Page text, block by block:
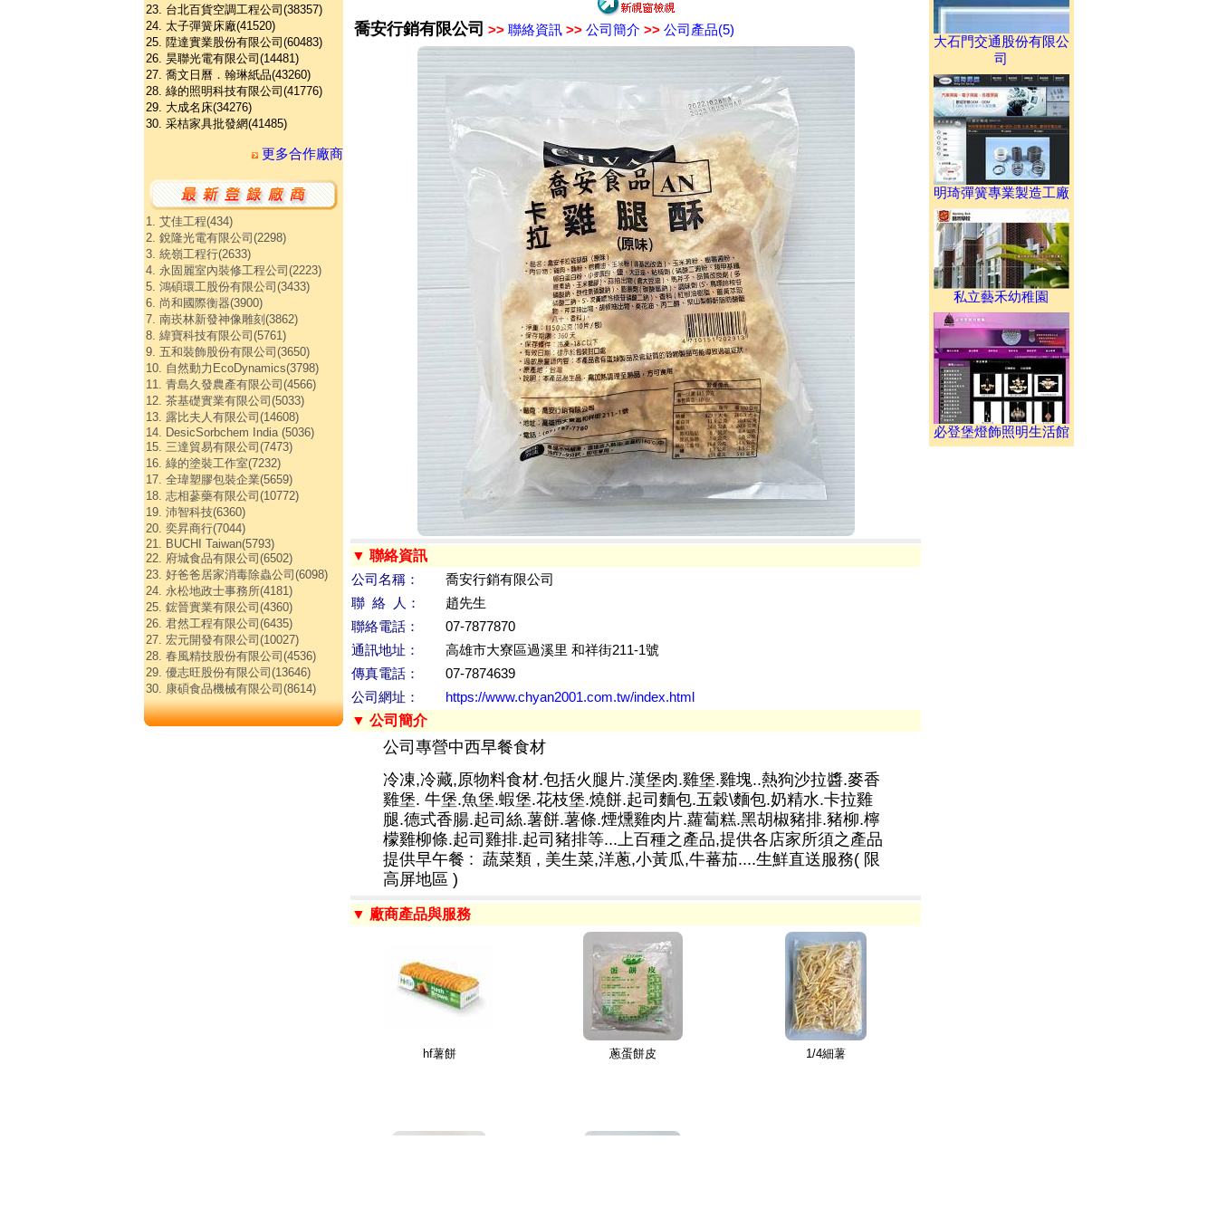
23. 台北百貨空調工程公司(38357)
24. 太子彈簧床廠(41520)
25. 陞達實業股份有限公司(60483)
26. 昊聯光電有限公司(14481)
27. 喬文日曆．翰琳紙品(43260)
28. 綠的照明科技有限公司(41776)
29. 大成名床(34276)
30. 采桔家具批發網(41485)
更多合作廠商
1. 艾佳工程(434)
2. 銳隆光電有限公司(2298)
3. 統嶺工程行(2633)
4. 永固麗室內裝修工程公司(2223)
5. 鴻碩環工股份有限公司(3433)
6. 尚和國際衡器(3900)
7. 南崁林新發神像雕刻(3862)
8. 緯寶科技有限公司(5761)
9. 五和裝飾股份有限公司(3650)
10. 自然動力EcoDynamics(3798)
11. 青島久發農產有限公司(4566)
12. 茶基礎實業有限公司(5033)
13. 露比夫人有限公司(14608)
14. DesicSorbchem India (5036)
15. 三達貿易有限公司(7473)
16. 綠的塗裝工作室(7232)
17. 全瑋塑膠包裝企業(5659)
18. 志相蔘藥有限公司(10772)
19. 沛智科技(6360)
20. 奕昇商行(7044)
21. BUCHI Taiwan(5793)
22. 府城食品有限公司(6502)
23. 好爸爸居家消毒除蟲公司(6098)
24. 永松地政士事務所(4181)
25. 鋐晉實業有限公司(4360)
26. 君然工程有限公司(6435)
27. 宏元開發有限公司(10027)
28. 春風精技股份有限公司(4536)
29. 優志旺股份有限公司(13646)
30. 康碩食品機械有限公司(8614)
喬安行銷有限公司 >> 聯絡資訊 >> 公司簡介 >> 公司產品(5)
▼ 聯絡資訊
公司名稱：
喬安行銷有限公司
聯 絡 人：
趙先生
聯絡電話：
07-7877870
通訊地址：
高雄市大寮區過溪里 和祥街211-1號
傳真電話：
07-7874639
公司網址：
https://www.chyan2001.com.tw/index.html
▼ 公司簡介
公司專營中西早餐食材
冷凍,冷藏,原物料食材.包括火腿片.漢堡肉.雞堡.雞塊..熱狗沙拉醬.麥香
雞堡. 牛堡.魚堡.蝦堡.花枝堡.燒餅.起司麵包.五穀\麵包.奶精水.卡拉雞
腿.德式香腸.起司絲.薯餅.薯條.煙燻雞肉片.蘿蔔糕.黑胡椒豬排.豬柳.檸
檬雞柳條.起司雞排.起司豬排等...上百種之產品,提供各店家所須之產品
提供早午餐 : 蔬菜類 , 美生菜,洋蔥,小黃瓜,牛蕃茄....生鮮直送服務( 限
高屏地區 )
▼ 廠商產品與服務
hf薯餅 蔥蛋餅皮 1/4細薯
大石門交通股份有限公
司
明琦彈簧專業製造工廠
私立藝禾幼稚園
必登堡燈飾照明生活館